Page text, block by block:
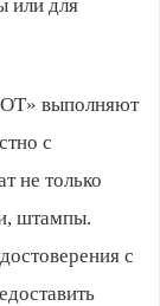
или для
выполняют
с
не только
штампы.
с